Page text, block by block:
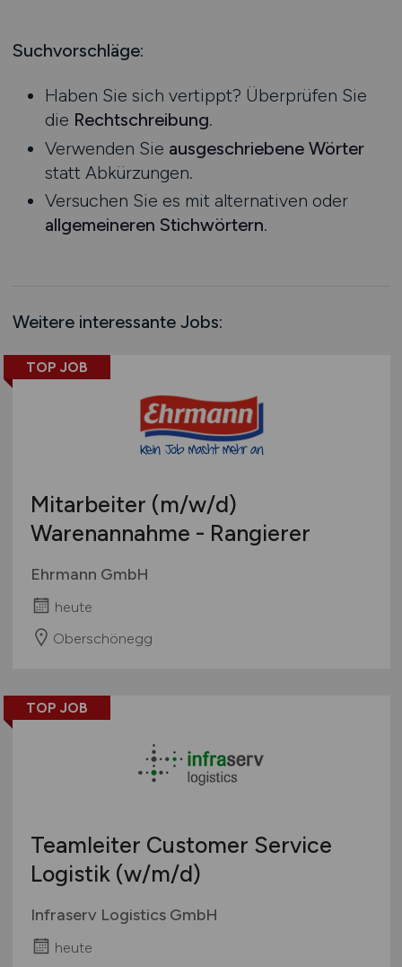
Schienen- / Straßen- / Luft- / Seefracht
Supply Chain Management
Vertrieb / Verkauf / Handel
Zoll / Behörden
Sonstige
Mecklenburg-Vorpommern
Nordrhein-Westfalen
Rheinland-Pfalz
Saarland
Sachsen
Sachsen-Anhalt
Schleswig-Holstein
Schweiz
Europa
International
Suchvorschläge:
Haben Sie sich vertippt? Überprüfen Sie
die Rechtschreibung.
Verwenden Sie ausgeschriebene Wörter
statt Abkürzungen.
Versuchen Sie es mit alternativen oder
allgemeineren Stichwörtern.
Weitere interessante Jobs:
TOP JOB
Mitarbeiter (m/w/d)
Warenannahme - Rangierer
Ehrmann GmbH
heute
Oberschönegg
TOP JOB
Teamleiter Customer Service
Logistik (w/m/d)
Infraserv Logistics GmbH
heute